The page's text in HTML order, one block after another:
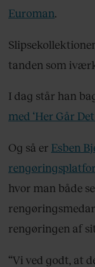
Euroman.
tanden som
I dag står han
med ‘Her Går
Og så er Esben
hvor man både
rengøringen af
“Vi ved godt, at